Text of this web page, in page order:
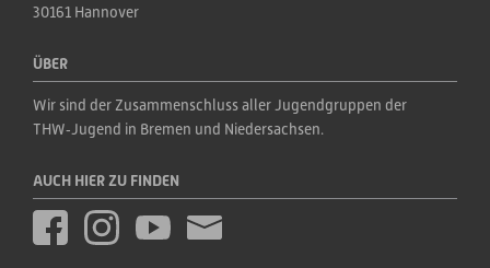
30161 Hannover
ÜBER
Wir sind der Zusammenschluss aller Jugendgruppen der
THW‑Jugend in Bremen und Niedersachsen.
AUCH HIER ZU FINDEN